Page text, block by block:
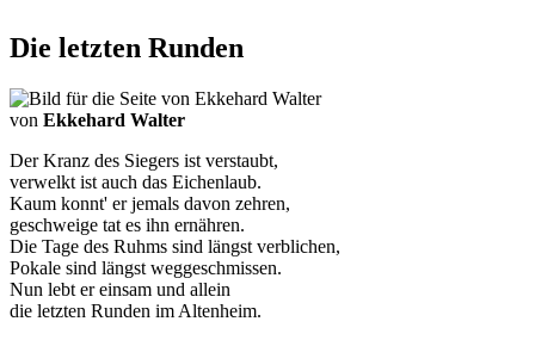
Die letzten Runden
von Ekkehard Walter
Der Kranz des Siegers ist verstaubt,
verwelkt ist auch das Eichenlaub.
Kaum konnt' er jemals davon zehren,
geschweige tat es ihn ernähren.
Die Tage des Ruhms sind längst verblichen,
Pokale sind längst weggeschmissen.
Nun lebt er einsam und allein
die letzten Runden im Altenheim.